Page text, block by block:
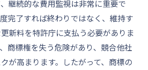
継続的な費用監視は非常に重要で
完了すれば終わりではなく、維持す
新料を特許庁に支払う必要がありま
商標権を失う危険があり、競合他社
が高まります。したがって、商標の